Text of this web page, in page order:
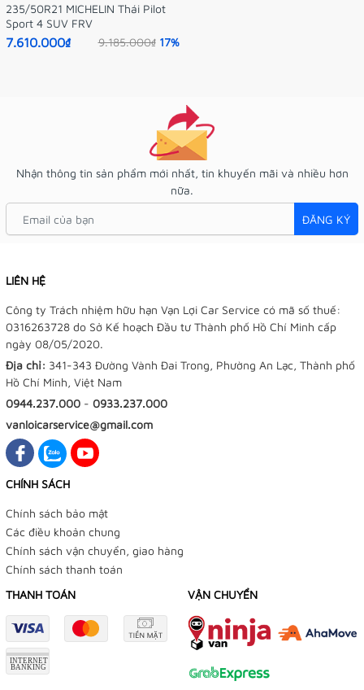
235/50R21 MICHELIN Thái Pilot
Sport 4 SUV FRV
7.610.000₫ 9.185.000₫ 17%
Nhận thông tin sản phẩm mới nhất, tin khuyến mãi và nhiều hơn
nữa.
ĐĂNG KÝ
LIÊN HỆ
Công ty Trách nhiệm hữu hạn Vạn Lợi Car Service có mã số thuế:
0316263728 do Sở Kế hoạch Đầu tư Thành phố Hồ Chí Minh cấp
ngày 08/05/2020.
Địa chỉ: 341-343 Đường Vành Đai Trong, Phường An Lạc, Thành phố
Hồ Chí Minh, Việt Nam
0944.237.000 - 0933.237.000
vanloicarservice@gmail.com
CHÍNH SÁCH
Chính sách bảo mật
Các điều khoản chung
Chính sách vận chuyển, giao hàng
Chính sách thanh toán
THANH TOÁN
VẬN CHUYỂN